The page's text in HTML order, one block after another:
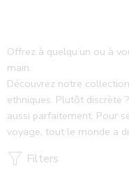
Offrez à quelqu’un ou à
main.
Découvrez notre
ethniques. Plutôt discrète
aussi parfaitement. Pour
voyage, tout le monde a
Filters